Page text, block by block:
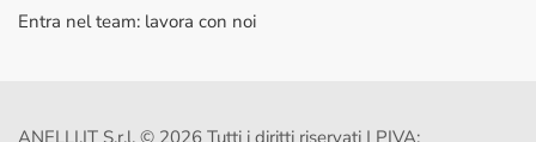
Entra nel team: lavora con noi
ANELLI.IT S.r.l. © 2026 Tutti i diritti riservati | PIVA: